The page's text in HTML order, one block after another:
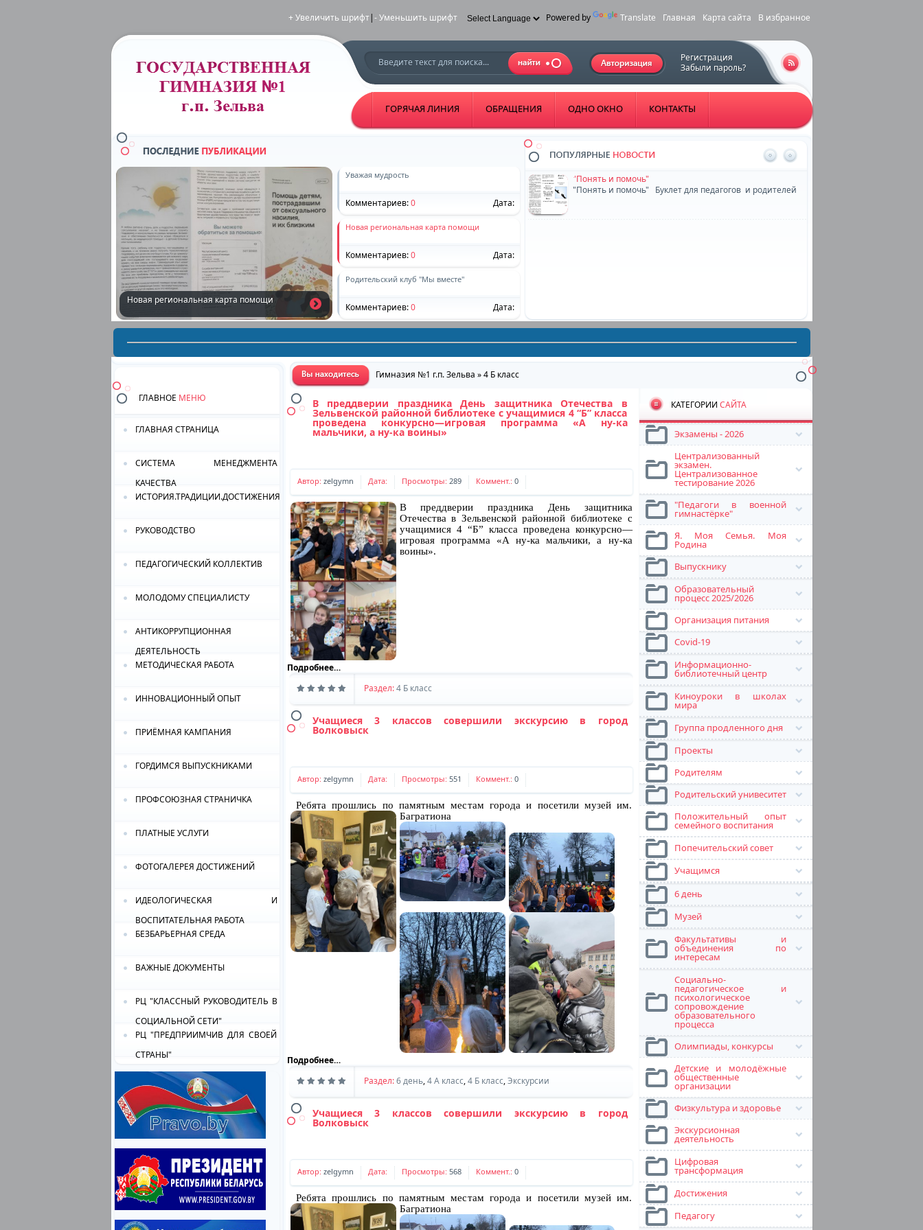
+ Увеличить шрифт|- Уменьшить шрифт Powered by Translate Главная Карта сайта В избранное
Регистрация
Забыли пароль?
ГОРЯЧАЯ ЛИНИЯ ОБРАЩЕНИЯ ОДНО ОКНО КОНТАКТЫ
"Понять и помочь" Буклет для педагогов и родителей
Новая региональная карта помощи
Уважая мудрость
Комментариев:0 Дата:
Новая региональная карта помощи
Комментариев:0 Дата:
Родительский клуб "Мы вместе"
Комментариев:0 Дата:
График факультативных занятий и занятий
по интересам
Комментариев:0 Дата:
Сохраним ребенку жизнь
Комментариев:0 Дата:
"Понять и помочь"
Графики работы специалистов
Комментариев:0 Дата:
Школа социальной адаптации
Комментариев:
Приглашаем присоединиться
Комментариев:
Наши контакты
Комментариев:
Гимназия №1 г.п. Зельва »4 Б класс
ГЛАВНОЕ МЕНЮ
ГЛАВНАЯ СТРАНИЦА
СИСТЕМА МЕНЕДЖМЕНТА
КАЧЕСТВА
ИСТОРИЯ.ТРАДИЦИИ.ДОСТИЖЕНИЯ.
РУКОВОДСТВО
ПЕДАГОГИЧЕСКИЙ КОЛЛЕКТИВ
МОЛОДОМУ СПЕЦИАЛИСТУ
АНТИКОРРУПЦИОННАЯ
ДЕЯТЕЛЬНОСТЬ
МЕТОДИЧЕСКАЯ РАБОТА
ИННОВАЦИОННЫЙ ОПЫТ
ПРИЁМНАЯ КАМПАНИЯ
ГОРДИМСЯ ВЫПУСКНИКАМИ
ПРОФСОЮЗНАЯ СТРАНИЧКА
ПЛАТНЫЕ УСЛУГИ
ФОТОГАЛЕРЕЯ ДОСТИЖЕНИЙ
ИДЕОЛОГИЧЕСКАЯ И
ВОСПИТАТЕЛЬНАЯ РАБОТА
БЕЗБАРЬЕРНАЯ СРЕДА
ВАЖНЫЕ ДОКУМЕНТЫ
РЦ "КЛАССНЫЙ РУКОВОДИТЕЛЬ В
СОЦИАЛЬНОЙ СЕТИ"
РЦ "ПРЕДПРИИМЧИВ ДЛЯ СВОЕЙ
СТРАНЫ"
КАТЕГОРИИ САЙТА
Экзамены - 2026
Централизованный
экзамен.
Централизованное
тестирование 2026
"Педагоги в военной
гимнастёрке"
Я. Моя Семья. Моя
Родина
Выпускнику
Образовательный
процесс 2025/2026
Организация питания
Covid-19
Информационно-
библиотечный центр
Киноуроки в школах
мира
Группа продленного дня
Проекты
Родителям
Родительский унивеситет
Положительный опыт
семейного воспитания
Попечительский совет
Учащимся
6 день
Музей
Факультативы и
объединения по
интересам
Социально-
педагогическое и
психологическое
сопровождение
образовательного
процесса
Олимпиады, конкурсы
Детские и молодёжные
общественные
организации
Физкультура и здоровье
Экскурсионная
деятельность
Цифровая
трансформация
Достижения
Педагогу
В преддверии праздника День защитника Отечества в
Зельвенской районной библиотеке с учащимися 4 “Б” класса
проведена конкурсно—игровая программа «А ну-ка
мальчики, а ну-ка воины»
Автор: zelgymn Дата: Просмотры: 289 Коммент.: 0
В преддверии праздника День защитника
Отечества в Зельвенской районной библиотеке с
учащимися 4 “Б” класса проведена конкурсно—
игровая программа «А ну-ка мальчики, а ну-ка
воины».
Подробнее…
Раздел:4 Б класс
Учащиеся 3 классов совершили экскурсию в город
Волковыск
Автор: zelgymn Дата: Просмотры: 551 Коммент.: 0
Ребята прошлись по памятным местам города и посетили музей им.
Багратиона
Подробнее…
Раздел:6 день,4 А класс,4 Б класс,Экскурсии
Учащиеся 3 классов совершили экскурсию в город
Волковыск
Автор: zelgymn Дата: Просмотры: 568 Коммент.: 0
Ребята прошлись по памятным местам города и посетили музей им.
Багратиона